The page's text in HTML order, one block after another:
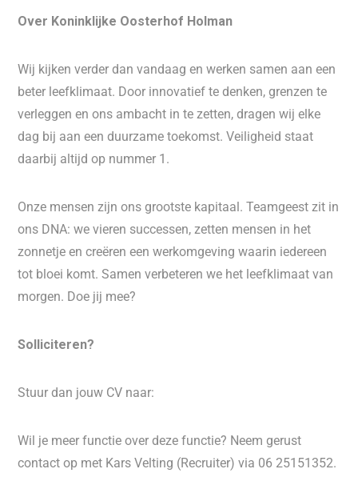
Over Koninklijke Oosterhof Holman
Wij kijken verder dan vandaag en werken samen aan een
beter leefklimaat. Door innovatief te denken, grenzen te
verleggen en ons ambacht in te zetten, dragen wij elke
dag bij aan een duurzame toekomst. Veiligheid staat
daarbij altijd op nummer 1.
Onze mensen zijn ons grootste kapitaal. Teamgeest zit in
ons DNA: we vieren successen, zetten mensen in het
zonnetje en creëren een werkomgeving waarin iedereen
tot bloei komt. Samen verbeteren we het leefklimaat van
morgen. Doe jij mee?
Solliciteren?
Stuur dan jouw CV naar:
Wil je meer functie over deze functie? Neem gerust
contact op met Kars Velting (Recruiter) via 06 25151352.